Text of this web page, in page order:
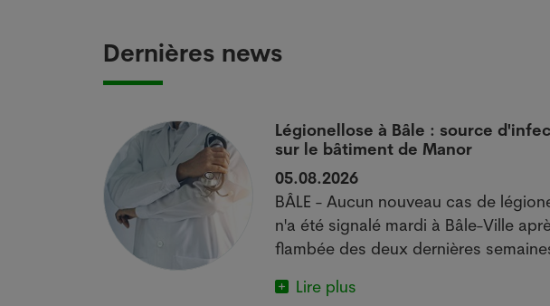
Dernières news
Légionellose à Bâle : source
sur le bâtiment de Manor
05.08.2026
BÂLE - Aucun nouveau cas de
n'a été signalé mardi à Bâle-Ville
flambée des deux dernières
Lire plus